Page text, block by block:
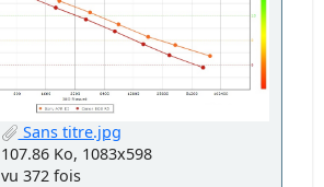
Sans titre.jpg
107.86 Ko, 1083x598
vu 372 fois